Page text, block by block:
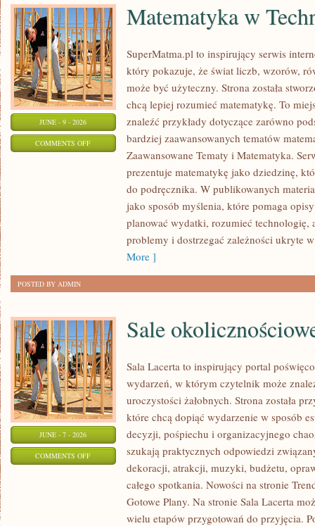
JUNE - 9 - 2026
COMMENTS OFFON
MATEMATYKA
TECHNOLOGII
Matematyka w
SuperMatma.pl to inspirujący serwis
który pokazuje, że świat liczb, wzorów,
może być użyteczny. Strona została
chcą lepiej rozumieć matematykę. To
znaleźć przykłady dotyczące zarówno
bardziej zaawansowanych tematów
Zaawansowane Tematy i Matematyka.
prezentuje matematykę jako dziedzinę,
do podręcznika. W publikowanych
jako sposób myślenia, które pomaga
planować wydatki, rozumieć technologię,
problemy i dostrzegać zależności ukryte
More ]
POSTED BY ADMIN
JUNE - 7 - 2026
COMMENTS OFFON
OKOLICZNOŚCIOWE
Sale
Sala Lacerta to inspirujący portal
wydarzeń, w którym czytelnik może
uroczystości żałobnych. Strona została
które chcą dopiąć wydarzenie w sposób
decyzji, pośpiechu i organizacyjnego
szukają praktycznych odpowiedzi
dekoracji, atrakcji, muzyki, budżetu,
całego spotkania. Nowości na stronie
Gotowe Plany. Na stronie Sala Lacerta
wielu etapów przygotowań do przyjęcia.